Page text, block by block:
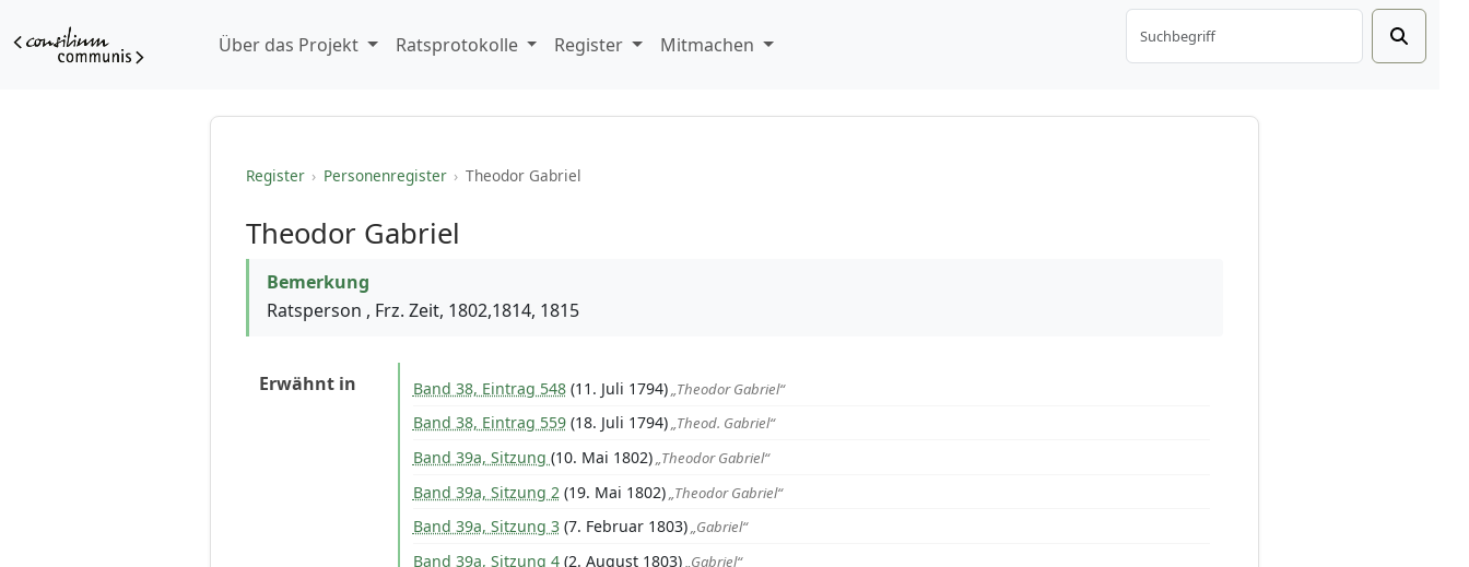
Über das Projekt Ratsprotokolle Register Mitmachen
Register › Personenregister › Theodor Gabriel
Theodor Gabriel
Bemerkung
Ratsperson , Frz. Zeit, 1802,1814, 1815
Erwähnt in Band 38, Eintrag 548(11. Juli 1794)„Theodor Gabriel“
Band 38, Eintrag 559(18. Juli 1794)„Theod. Gabriel“
Band 39a, Sitzung (10. Mai 1802)„Theodor Gabriel“
Band 39a, Sitzung 2 (19. Mai 1802)„Theodor Gabriel“
Band 39a, Sitzung 3(7. Februar 1803)„Gabriel“
Band 39a, Sitzung 4(2. August 1803)„Gabriel“